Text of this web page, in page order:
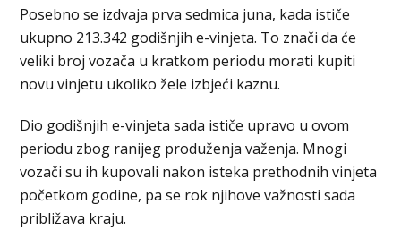
Posebno se izdvaja prva sedmica juna, kada ističe
ukupno 213.342 godišnjih e-vinjeta. To znači da će
veliki broj vozača u kratkom periodu morati kupiti
novu vinjetu ukoliko žele izbjeći kaznu.
Dio godišnjih e-vinjeta sada ističe upravo u ovom
periodu zbog ranijeg produženja važenja. Mnogi
vozači su ih kupovali nakon isteka prethodnih vinjeta
početkom godine, pa se rok njihove važnosti sada
približava kraju.